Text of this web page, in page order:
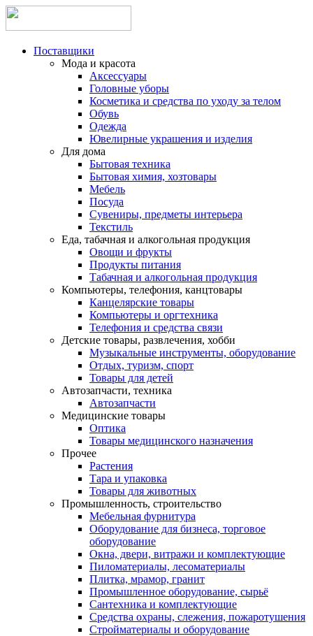
Поставщики
Мода и красота
Аксессуары
Головные уборы
Косметика и средства по уходу за телом
Обувь
Одежда
Ювелирные украшения и изделия
Для дома
Бытовая техника
Бытовая химия, хозтовары
Мебель
Посуда
Сувениры, предметы интерьера
Текстиль
Еда, табачная и алкогольная продукция
Овощи и фрукты
Продукты питания
Табачная и алкогольная продукция
Компьютеры, телефония, канцтовары
Канцелярские товары
Компьютеры и оргтехника
Телефония и средства связи
Детские товары, развлечения, хобби
Музыкальные инструменты, оборудование
Отдых, туризм, спорт
Товары для детей
Автозапчасти, техника
Автозапчасти
Медицинские товары
Оптика
Товары медицинского назначения
Прочее
Растения
Тара и упаковка
Товары для животных
Промышленность, строительство
Мебельная фурнитура
Оборудование для бизнеса, торговое
оборудование
Окна, двери, витражи и комплектующие
Пиломатериалы, лесоматериалы
Плитка, мрамор, гранит
Промышленное оборудование, сырьё
Сантехника и комплектующие
Средства охраны, слежения, пожаротушения
Стройматериалы и оборудование